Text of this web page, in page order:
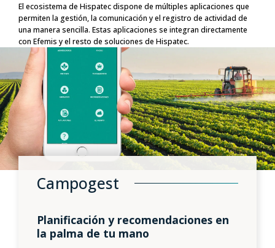
El ecosistema de Hispatec dispone de múltiples aplicaciones que
permiten la gestión, la comunicación y el registro de actividad de
una manera sencilla. Estas aplicaciones se integran directamente
con Efemis y el resto de soluciones de Hispatec.
Campogest
Planificación y recomendaciones en
la palma de tu mano